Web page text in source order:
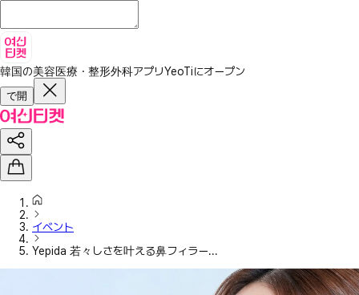
韓国の美容医療・整形外科アプリYeoTiにオープン
で開
イベント
Yepida 若々しさを叶える鼻フィラー...